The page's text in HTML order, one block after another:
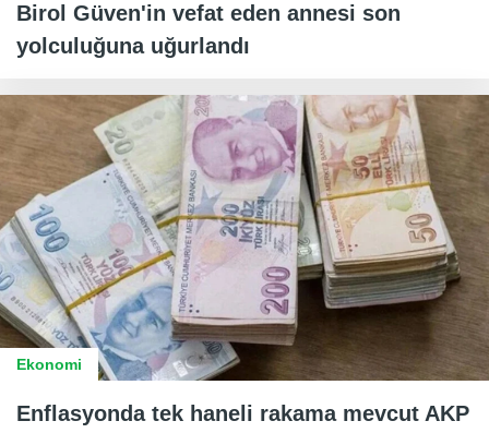
Birol Güven'in vefat eden annesi son
yolculuğuna uğurlandı
Ekonomi
Enflasyonda tek haneli rakama mevcut AKP